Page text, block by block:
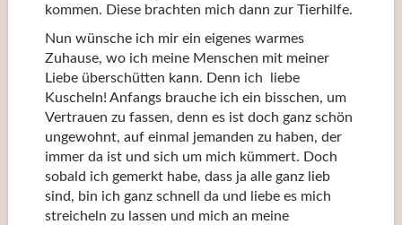
kommen. Diese brachten mich dann zur Tierhilfe.
Nun wünsche ich mir ein eigenes warmes
Zuhause, wo ich meine Menschen mit meiner
Liebe überschütten kann. Denn ich liebe
Kuscheln! Anfangs brauche ich ein bisschen, um
Vertrauen zu fassen, denn es ist doch ganz schön
ungewohnt, auf einmal jemanden zu haben, der
immer da ist und sich um mich kümmert. Doch
sobald ich gemerkt habe, dass ja alle ganz lieb
sind, bin ich ganz schnell da und liebe es mich
streicheln zu lassen und mich an meine